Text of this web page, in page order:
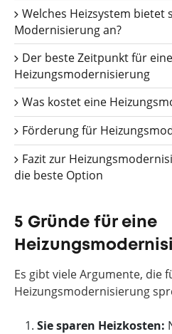
Welches Heizsystem bietet
Modernisierung an?
Der beste Zeitpunkt für eine
Heizungsmodernisierung
Was kostet eine
Förderung für
Fazit zur
die beste Option
5 Gründe für eine
Es gibt viele Argumente, die
Heizungsmodernisierung
Sie sparen Heizkosten: